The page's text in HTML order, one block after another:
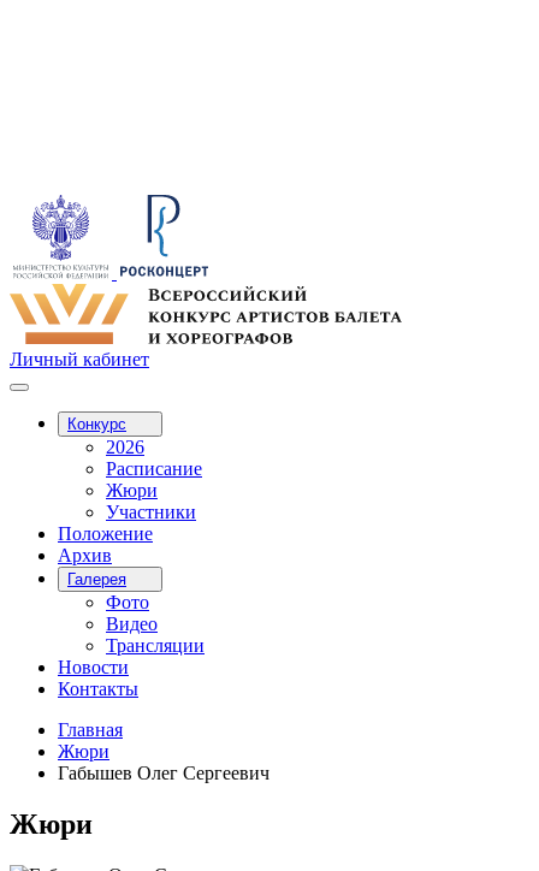
Личный кабинет
Конкурс
2026
Расписание
Жюри
Участники
Положение
Архив
Галерея
Фото
Видео
Трансляции
Новости
Контакты
Главная
Жюри
Габышев Олег Сергеевич
Жюри